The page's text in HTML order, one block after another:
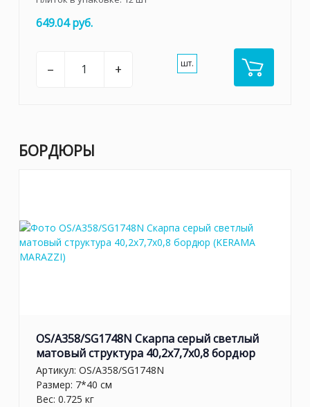
649.04 руб.
– + шт.
БОРДЮРЫ
OS/A358/SG1748N Скарпа серый светлый
матовый структура 40,2x7,7x0,8 бордюр
Артикул: OS/A358/SG1748N
Размер: 7*40 см
Вес: 0.725 кг